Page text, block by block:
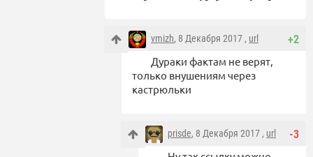
+2
vmizh, 8 Декабря 2017 , url
Дураки фактам не верят,
только внушениям через
кастрюльки
-3
prisde, 8 Декабря 2017 , url